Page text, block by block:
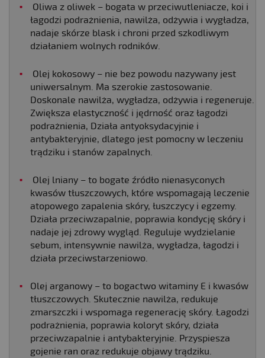
Oliwa z oliwek – bogata w przeciwutleniacze, koi i
łagodzi podrażnienia, nawilża, odżywia i wygładza,
nadaje skórze blask i chroni przed szkodliwym
działaniem wolnych rodników.
Olej kokosowy – nie bez powodu nazywany jest
uniwersalnym. Ma szerokie zastosowanie.
Doskonale nawilża, wygładza, odżywia i regeneruje.
Zwiększa elastyczność i jędrność oraz łagodzi
podrażnienia, Działa antyoksydacyjnie i
antybakteryjnie, dlatego jest pomocny w leczeniu
trądziku i stanów zapalnych.
Olej lniany – to bogate źródło nienasyconych
kwasów tłuszczowych, które wspomagają leczenie
atopowego zapalenia skóry, łuszczycy i egzemy.
Działa przeciwzapalnie, poprawia kondycję skóry i
nadaje jej zdrowy wygląd. Reguluje wydzielanie
sebum, intensywnie nawilża, wygładza, łagodzi i
działa przeciwstarzeniowo.
Olej arganowy – to bogactwo witaminy E i kwasów
tłuszczowych. Skutecznie nawilża, redukuje
zmarszczki i wspomaga regenerację skóry. Łagodzi
podrażnienia, poprawia koloryt skóry, działa
przeciwzapalnie i antybakteryjnie. Przyspiesza
gojenie ran oraz redukuje objawy trądziku.